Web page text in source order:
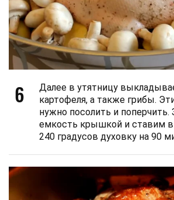
6
Далее в утятницу
картофеля, а также грибы.
нужно посолить и
емкость крышкой и ставим в
240 градусов духовку на 90